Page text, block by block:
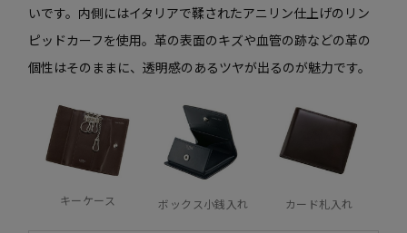
いです。内側にはイタリアで鞣されたアニリン仕上げのリン
ピッドカーフを使用。革の表面のキズや血管の跡などの革の
個性はそのままに、透明感のあるツヤが出るのが魅力です。
キーケース ボックス小銭入れ カード札入れ